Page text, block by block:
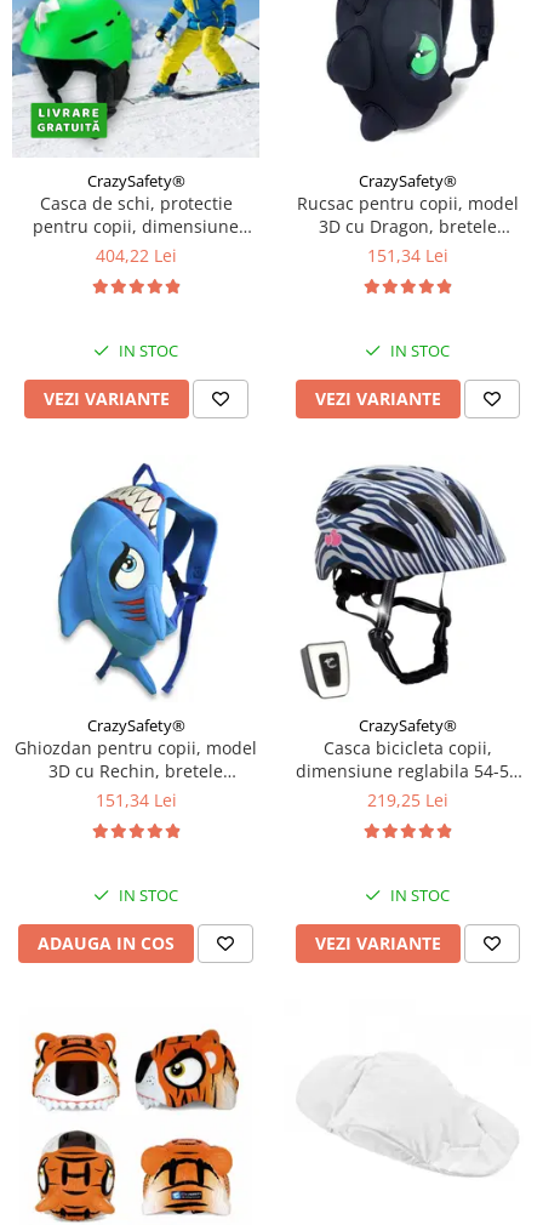
CrazySafety®
Casca de schi, protectie
pentru copii, dimensiune
reglabila 58-61cm, Diverse
404,22 Lei
IN STOC
VEZI VARIANTE
CrazySafety®
Rucsac pentru copii, model
3D cu Dragon, bretele
ajustabile, Diverse culori
151,34 Lei
IN STOC
VEZI VARIANTE
CrazySafety®
Ghiozdan pentru copii, model
3D cu Rechin, bretele
ajustabile, Bleu
151,34 Lei
IN STOC
ADAUGA IN COS
CrazySafety®
Casca bicicleta copii,
dimensiune reglabila 54-58
cm, 6-12 ani, Dark Blue
219,25 Lei
IN STOC
VEZI VARIANTE